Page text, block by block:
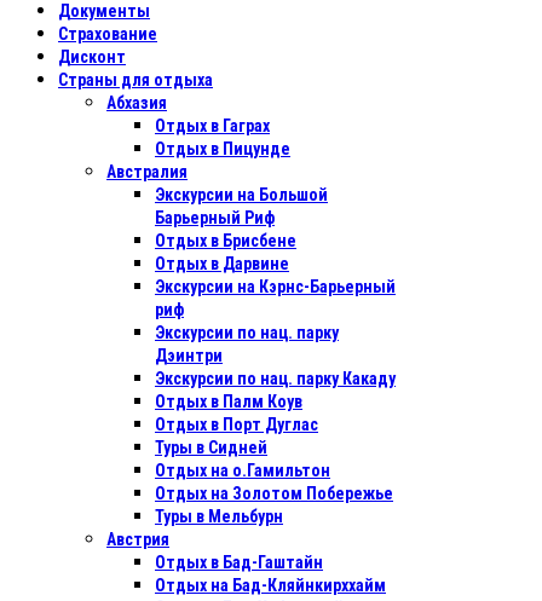
Документы
Страхование
Дисконт
Страны для отдыха
Абхазия
Отдых в Гаграх
Отдых в Пицунде
Австралия
Экскурсии на Большой
Барьерный Риф
Отдых в Бриcбене
Отдых в Дарвине
Экскурсии на Кэрнс-Барьерный
риф
Экскурсии по нац. парку
Дэинтри
Экскурсии по нац. парку Какаду
Отдых в Палм Коув
Отдых в Порт Дуглас
Туры в Сидней
Отдых на о.Гамильтон
Отдых на Золотом Побережье
Туры в Мельбурн
Австрия
Отдых в Бад-Гаштайн
Отдых на Бад-Кляйнкирххайм